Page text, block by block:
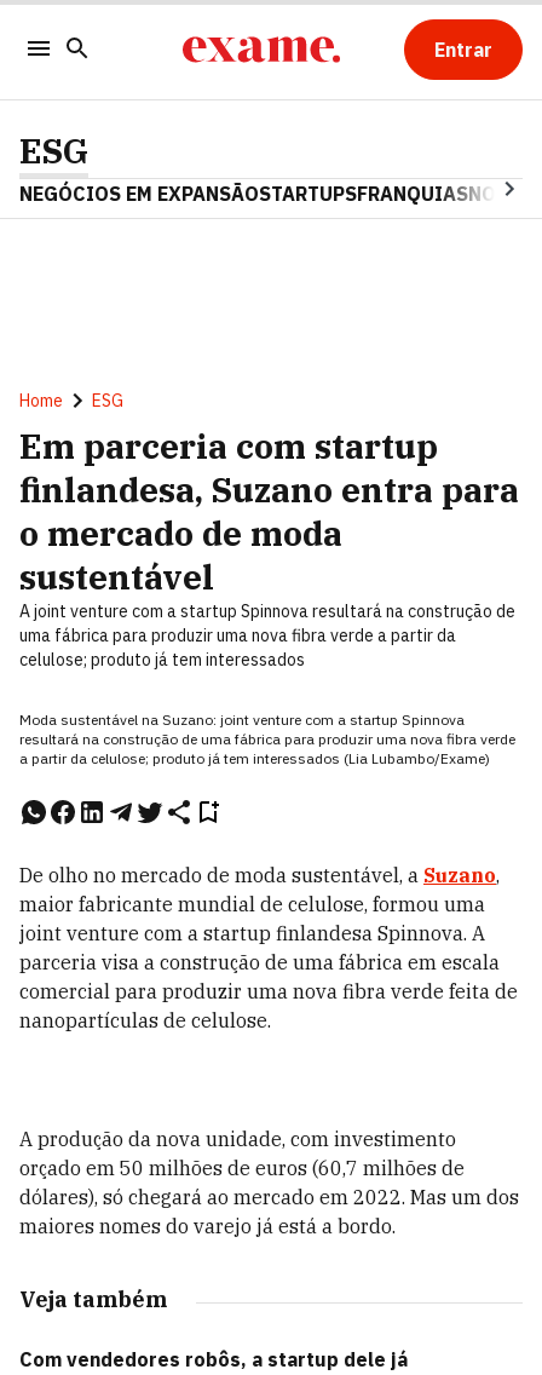
Entrar
ESG
NEGÓCIOS EM EXPANSÃOSTARTUPSFRANQUIAS
Home ESG
Em parceria com startup
finlandesa, Suzano entra para
o mercado de moda
sustentável
A joint venture com a startup Spinnova resultará na construção de
uma fábrica para produzir uma nova fibra verde a partir da
celulose; produto já tem interessados
Moda sustentável na Suzano: joint venture com a startup Spinnova
resultará na construção de uma fábrica para produzir uma nova fibra verde
a partir da celulose; produto já tem interessados (Lia Lubambo/Exame)
De olho no mercado de moda sustentável, a Suzano,
maior fabricante mundial de celulose, formou uma
joint venture com a startup finlandesa Spinnova. A
parceria visa a construção de uma fábrica em escala
comercial para produzir uma nova fibra verde feita de
nanopartículas de celulose.
A produção da nova unidade, com investimento
orçado em 50 milhões de euros (60,7 milhões de
dólares), só chegará ao mercado em 2022. Mas um dos
maiores nomes do varejo já está a bordo.
Veja também
Com vendedores robôs, a startup dele já